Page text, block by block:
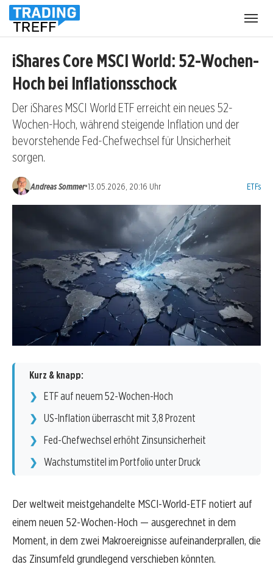
iShares Core MSCI World: 52-Wochen-
Hoch bei Inflationsschock
Der iShares MSCI World ETF erreicht ein neues 52-
Wochen-Hoch, während steigende Inflation und der
bevorstehende Fed-Chefwechsel für Unsicherheit
sorgen.
Andreas Sommer•13.05.2026, 20:16 Uhr ETFs
Kurz & knapp:
ETF auf neuem 52-Wochen-Hoch
US-Inflation überrascht mit 3,8 Prozent
Fed-Chefwechsel erhöht Zinsunsicherheit
Wachstumstitel im Portfolio unter Druck
Der weltweit meistgehandelte MSCI-World-ETF notiert auf
einem neuen 52-Wochen-Hoch — ausgerechnet in dem
Moment, in dem zwei Makroereignisse aufeinanderprallen, die
das Zinsumfeld grundlegend verschieben könnten.